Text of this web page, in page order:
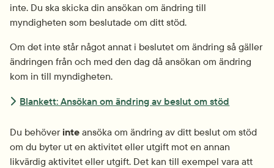
inte. Du ska skicka din ansökan om ändring till
myndigheten som beslutade om ditt stöd.
Om det inte står något annat i beslutet om ändring så gäller
ändringen från och med den dag då ansökan om ändring
kom in till myndigheten.
Blankett: Ansökan om ändring av beslut om stöd
Du behöver inte ansöka om ändring av ditt beslut om stöd
om du byter ut en aktivitet eller utgift mot en annan
likvärdig aktivitet eller utgift. Det kan till exempel vara att